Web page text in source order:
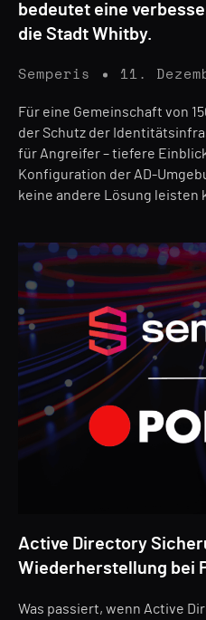
bedeutet eine
die Stadt Whitby.
Semperis 11.
Für eine Gemeinschaft von
der Schutz der
für Angreifer – tiefere
Konfiguration der AD-
keine andere Lösung leisten
Active Directory
Wiederherstellung bei
Was passiert, wenn Active